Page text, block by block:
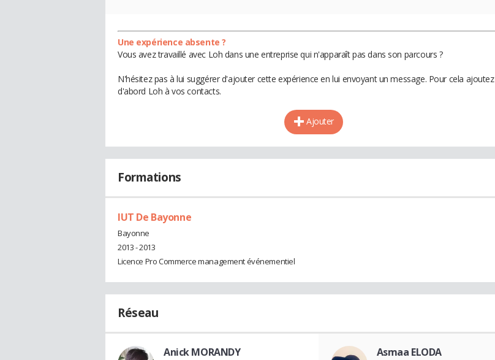
Une expérience absente ?
Vous avez travaillé avec Loh dans une entreprise qui n'apparaît pas dans son parcours ?
N'hésitez pas à lui suggérer d'ajouter cette expérience en lui envoyant un message. Pour cela ajoutez
d'abord Loh à vos contacts.
Ajouter
Formations
IUT De Bayonne
Bayonne
2013 - 2013
Licence Pro Commerce management événementiel
Réseau
Anick MORANDY Asmaa ELODA